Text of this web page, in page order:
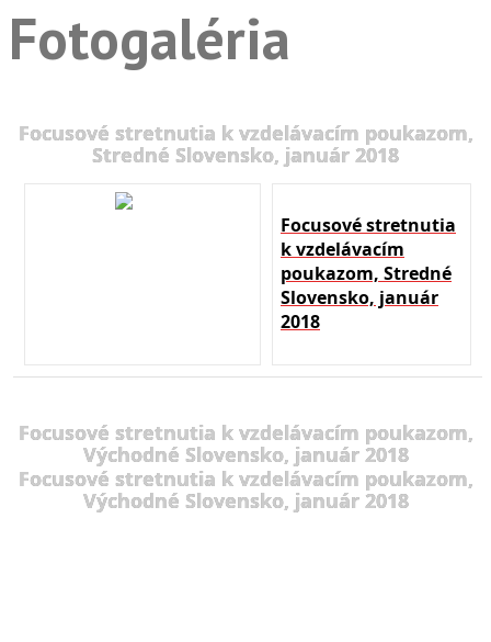
Fotogaléria
Focusové stretnutia k vzdelávacím poukazom,
Stredné Slovensko, január 2018
Focusové stretnutia
k vzdelávacím
poukazom, Stredné
Slovensko, január
2018
Focusové stretnutia k vzdelávacím poukazom,
Východné Slovensko, január 2018
Focusové stretnutia k vzdelávacím poukazom,
Východné Slovensko, január 2018